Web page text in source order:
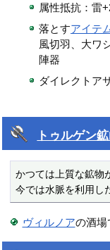
属性抵抗：雷
落とすアイテ
風切羽、大ワ
陣器
ダイレクトア
トゥルゲン
かつては上質な鉱物
今では水脈を利用し
ヴィルノアの酒場